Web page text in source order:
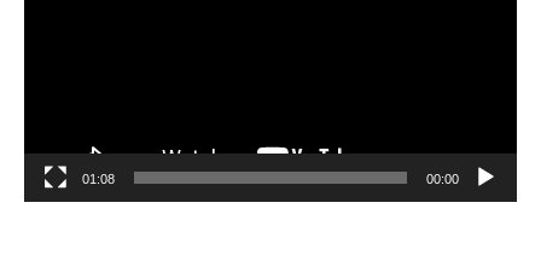
00:00
01:08